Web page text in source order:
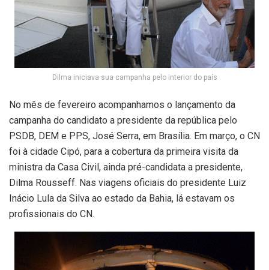
Dilma iniciava sua campanha pelo interior do país
No mês de fevereiro acompanhamos o lançamento da
campanha do candidato a presidente da república pelo
PSDB, DEM e PPS, José Serra, em Brasília. Em março, o CN
foi à cidade Cipó, para a cobertura da primeira visita da
ministra da Casa Civil, ainda pré-candidata a presidente,
Dilma Rousseff. Nas viagens oficiais do presidente Luiz
Inácio Lula da Silva ao estado da Bahia, lá estavam os
profissionais do CN.